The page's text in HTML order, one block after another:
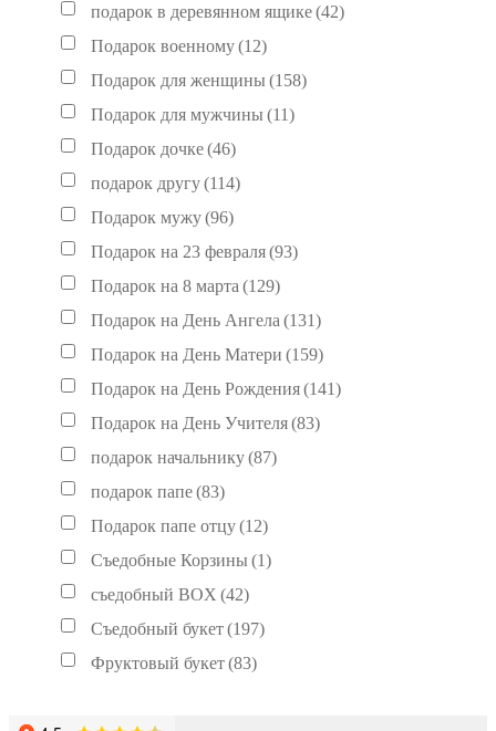
подарок в деревянном ящике(42)
Подарок военному(12)
Подарок для женщины (158)
Подарок для мужчины (11)
Подарок дочке(46)
подарок другу(114)
Подарок мужу(96)
Подарок на 23 февраля(93)
Подарок на 8 марта (129)
Подарок на День Ангела (131)
Подарок на День Матери (159)
Подарок на День Рождения(141)
Подарок на День Учителя(83)
подарок начальнику(87)
подарок папе(83)
Подарок папе отцу(12)
Съедобные Корзины (1)
съедобный BOX (42)
Съедобный букет(197)
Фруктовый букет(83)